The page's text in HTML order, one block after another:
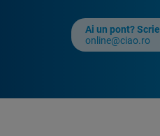
Ai un pont?
online@ciao.ro